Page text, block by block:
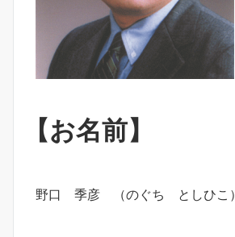
【お名前】
野口 季彦 （のぐち としひこ）